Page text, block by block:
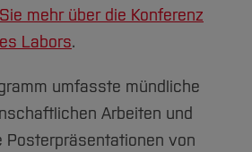
mehr über die Konferenz
Labors.
umfasste mündliche
Arbeiten und
Posterpräsentationen von